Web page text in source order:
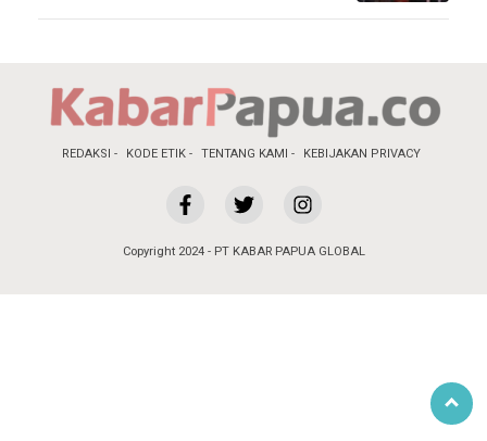
REDAKSI KODE ETIK TENTANG KAMI KEBIJAKAN PRIVACY
Copyright 2024 - PT KABAR PAPUA GLOBAL